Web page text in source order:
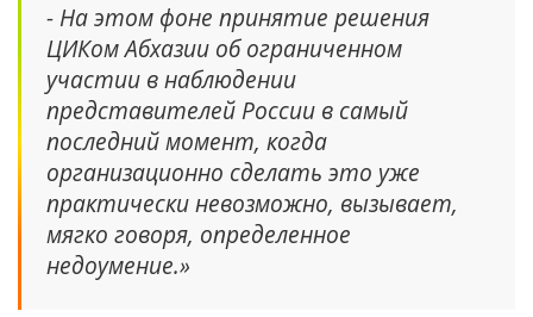
- На этом фоне принятие решения
ЦИКом Абхазии об ограниченном
участии в наблюдении
представителей России в самый
последний момент, когда
организационно сделать это уже
практически невозможно, вызывает,
мягко говоря, определенное
недоумение.»